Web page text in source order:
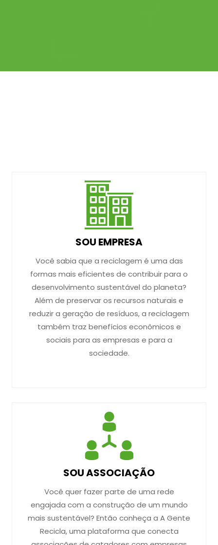
SOU EMPRESA
Você sabia que a reciclagem é uma das
formas mais eficientes de contribuir para o
desenvolvimento sustentável do planeta?
Além de preservar os recursos naturais e
reduzir a geração de resíduos, a reciclagem
também traz benefícios econômicos e
sociais para as empresas e para a
sociedade.
SOU ASSOCIAÇÃO
Você quer fazer parte de uma rede
engajada com a construção de um mundo
mais sustentável? Então conheça a A Gente
Recicla, uma plataforma que conecta